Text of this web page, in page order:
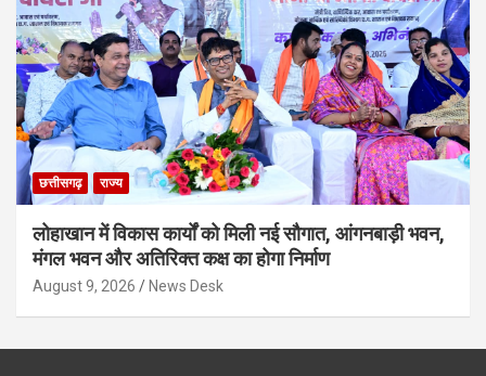
छत्तीसगढ़ राज्य
लोहाखान में विकास कार्यों को मिली नई सौगात, आंगनबाड़ी भवन,
मंगल भवन और अतिरिक्त कक्ष का होगा निर्माण
August 9, 2026 News Desk